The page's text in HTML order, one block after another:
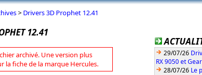
> Drivers 3D Prophet 12.41
12.41
archivé. Une version plus
la fiche de la marque Hercules.
29/07/26
RX 9050 et
28/07/26 Le